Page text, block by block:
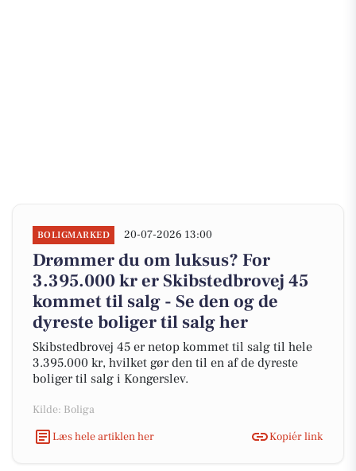
BOLIGMARKED 20-07-2026 13:00
Drømmer du om luksus? For
3.395.000 kr er Skibstedbrovej 45
kommet til salg - Se den og de
dyreste boliger til salg her
Skibstedbrovej 45 er netop kommet til salg til hele
3.395.000 kr, hvilket gør den til en af de dyreste
boliger til salg i Kongerslev.
Kilde: Boliga
Læs hele artiklen her
Kopiér link